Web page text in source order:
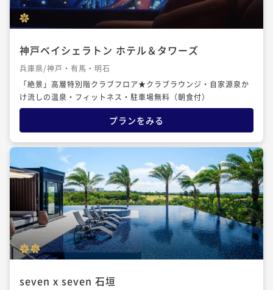
神戸ベイシェラトン ホテル＆タワーズ
兵庫県/神戸・有馬・明石
「絶景」高層特別階クラブフロア★クラブラウンジ・自家源泉か
け流しの温泉・フィットネス・駐車場無料（朝食付）
プランをみる
seven x seven 石垣